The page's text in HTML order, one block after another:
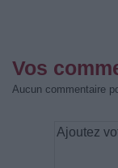
Vos
Aucun commentaire